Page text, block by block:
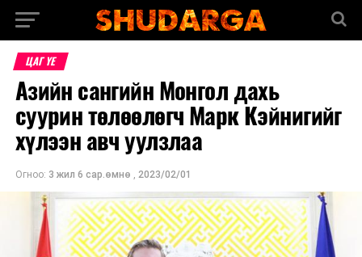
ЦАГ ҮЕ
Азийн сангийн Монгол дахь
суурин төлөөлөгч Марк Кэйнигийг
хүлээн авч уулзлаа
Огноо: 3 жил 6 сар.өмнө , 2023/02/01